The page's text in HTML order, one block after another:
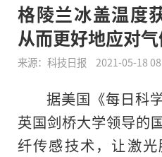
格陵兰冰盖温度
从而更好地应对
来源：科技日报 2021-05-18
据美国《每日科
英国剑桥大学领导的
纤传感技术，让激